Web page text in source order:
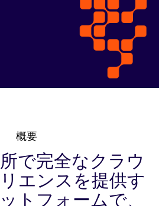
概要
で完全なクラウ
エンスを提供す
トフォームで、